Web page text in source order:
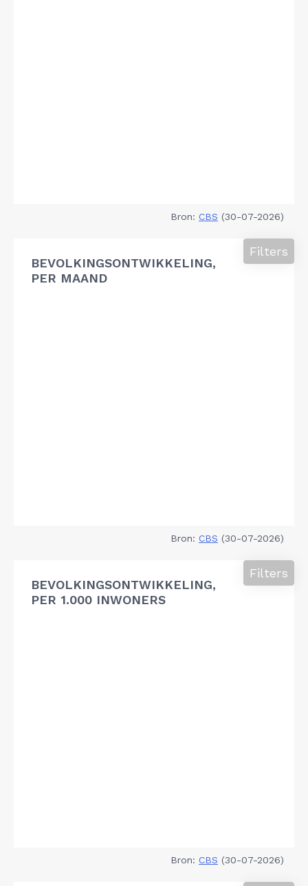
Bron: CBS (30-07-2026)
BEVOLKINGSONTWIKKELING,
PER MAAND
Filters
Bron: CBS (30-07-2026)
BEVOLKINGSONTWIKKELING,
PER 1.000 INWONERS
Filters
Bron: CBS (30-07-2026)